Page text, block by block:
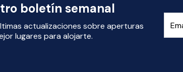
boletín semanal
actualizaciones sobre aperturas
lugares para alojarte.